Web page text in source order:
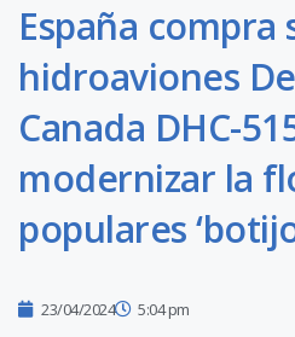
España compra
hidroaviones
Canada DHC-
modernizar la
populares
23/04/2024 5:04 pm